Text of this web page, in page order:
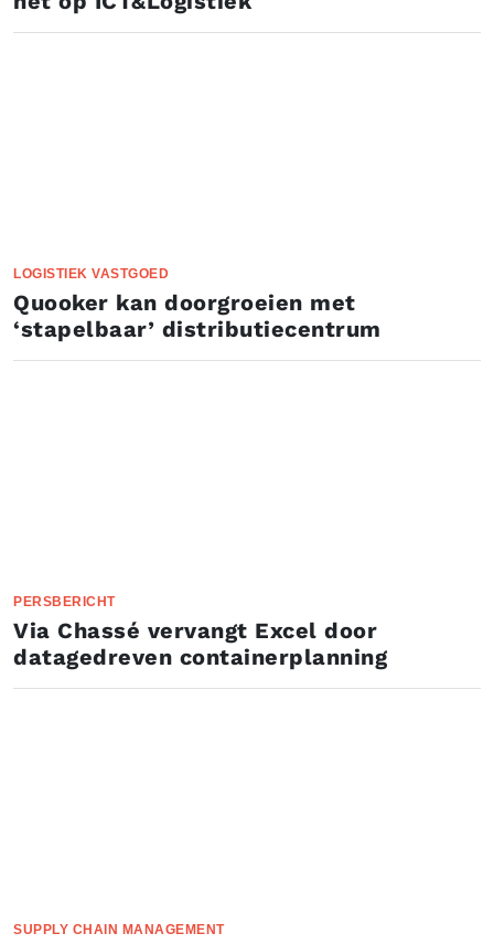
LOGISTIEK VASTGOED
Quooker kan doorgroeien met
‘stapelbaar’ distributiecentrum
PERSBERICHT
Via Chassé vervangt Excel door
datagedreven containerplanning
SUPPLY CHAIN MANAGEMENT